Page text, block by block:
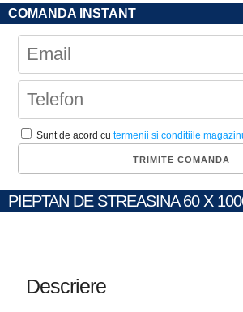
COMANDA INSTANT
Sunt de acord cutermenii si conditiile
PIEPTAN DE STREASINA 60 X
Descriere